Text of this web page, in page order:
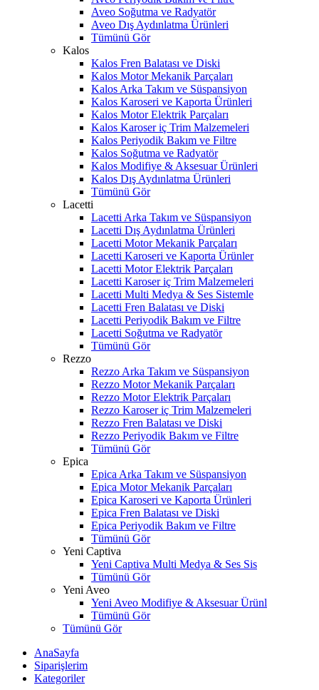
Aveo Soğutma ve Radyatör
Aveo Dış Aydınlatma Ürünleri
Tümünü Gör
Kalos
Kalos Fren Balatası ve Diski
Kalos Motor Mekanik Parçaları
Kalos Arka Takım ve Süspansiyon
Kalos Karoseri ve Kaporta Ürünleri
Kalos Motor Elektrik Parçaları
Kalos Karoser iç Trim Malzemeleri
Kalos Periyodik Bakım ve Filtre
Kalos Soğutma ve Radyatör
Kalos Modifiye & Aksesuar Ürünleri
Kalos Dış Aydınlatma Ürünleri
Tümünü Gör
Lacetti
Lacetti Arka Takım ve Süspansiyon
Lacetti Dış Aydınlatma Ürünleri
Lacetti Motor Mekanik Parçaları
Lacetti Karoseri ve Kaporta Ürünler
Lacetti Motor Elektrik Parçaları
Lacetti Karoser iç Trim Malzemeleri
Lacetti Multi Medya & Ses Sistemle
Lacetti Fren Balatası ve Diski
Lacetti Periyodik Bakım ve Filtre
Lacetti Soğutma ve Radyatör
Tümünü Gör
Rezzo
Rezzo Arka Takım ve Süspansiyon
Rezzo Motor Mekanik Parçaları
Rezzo Motor Elektrik Parçaları
Rezzo Karoser iç Trim Malzemeleri
Rezzo Fren Balatası ve Diski
Rezzo Periyodik Bakım ve Filtre
Tümünü Gör
Epica
Epica Arka Takım ve Süspansiyon
Epica Motor Mekanik Parçaları
Epica Karoseri ve Kaporta Ürünleri
Epica Fren Balatası ve Diski
Epica Periyodik Bakım ve Filtre
Tümünü Gör
Yeni Captiva
Yeni Captiva Multi Medya & Ses Sis
Tümünü Gör
Yeni Aveo
Yeni Aveo Modifiye & Aksesuar Ürünl
Tümünü Gör
Tümünü Gör
AnaSayfa
Siparişlerim
Kategoriler